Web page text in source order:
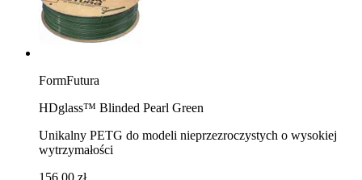
FormFutura
HDglass™ Blinded Pearl Green
Unikalny PETG do modeli nieprzezroczystych o wysokiej
wytrzymałości
156,00 zł